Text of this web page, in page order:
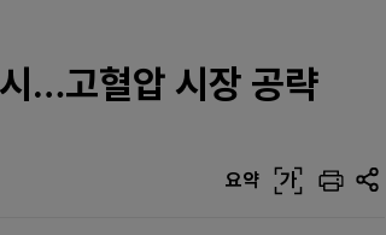
…고혈압 시장 공략
요약 가